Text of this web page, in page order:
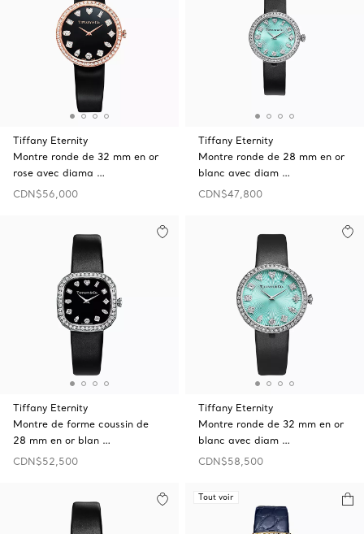
Tiffany Eternity
Montre ronde de 32 mm en or
rose avec diama …
CDN$56,000
Tiffany Eternity
Montre ronde de 28 mm en or
blanc avec diam …
CDN$47,800
Tiffany Eternity
Montre de forme coussin de
28 mm en or blan …
CDN$52,500
Tiffany Eternity
Montre ronde de 32 mm en or
blanc avec diam …
CDN$58,500
Tout voir